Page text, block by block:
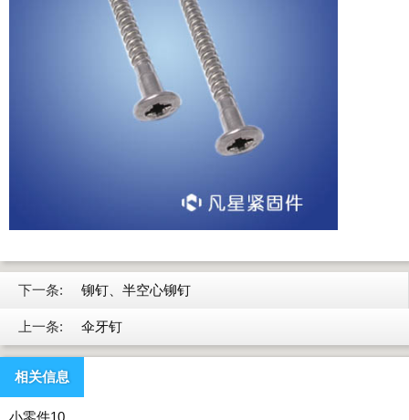
下一条: 铆钉、半空心铆钉
上一条: 伞牙钉
相关信息
小零件10